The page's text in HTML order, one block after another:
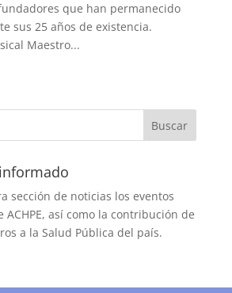
que han permanecido
sus 25 años de existencia.
Maestro...
sección de noticias los eventos
ACHPE, así como la contribución de
a la Salud Pública del país.